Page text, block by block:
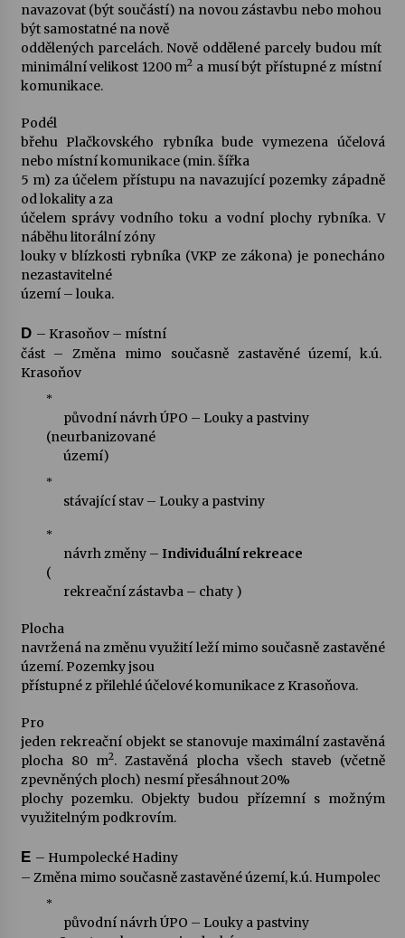
navazovat (být součástí) na novou zástavbu nebo mohou
být samostatné na nově
oddělených parcelách. Nově oddělené parcely budou mít
minimální velikost 1200 m2 a musí být přístupné z místní
komunikace.
Podél
břehu Plačkovského rybníka bude vymezena účelová
nebo místní komunikace (min. šířka
5 m) za účelem přístupu na navazující pozemky západně
od lokality a za
účelem správy vodního toku a vodní plochy rybníka. V
náběhu litorální zóny
louky v blízkosti rybníka (VKP ze zákona) je ponecháno
nezastavitelné
území – louka.
D – Krasoňov – místní
část – Změna mimo současně zastavěné území, k.ú.
Krasoňov
*
původní návrh ÚPO – Louky a pastviny
(neurbanizované
území)
*
stávající stav – Louky a pastviny
*
návrh změny – Individuální rekreace
(
rekreační zástavba – chaty )
Plocha
navržená na změnu využití leží mimo současně zastavěné
území. Pozemky jsou
přístupné z přilehlé účelové komunikace z Krasoňova.
Pro
jeden rekreační objekt se stanovuje maximální zastavěná
plocha 80 m2. Zastavěná plocha všech staveb (včetně
zpevněných ploch) nesmí přesáhnout 20%
plochy pozemku. Objekty budou přízemní s možným
využitelným podkrovím.
E – Humpolecké Hadiny
– Změna mimo současně zastavěné území, k.ú. Humpolec
*
původní návrh ÚPO – Louky a pastviny